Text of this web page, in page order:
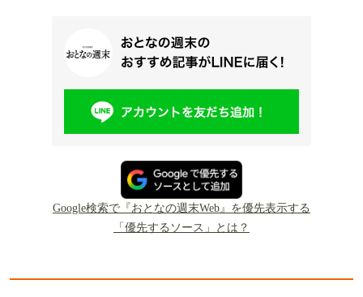
Google検索で『おとなの週末Web』を優先表示する
「優先するソース」とは？